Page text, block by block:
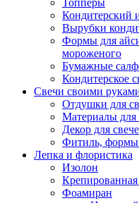
Кондитерский
Вырубки
Формы для
мороженого
Бумажные
Кондитерское
Свечи своими
Отдушки для
Материалы для
Декор для
Фитиль, формы
Лепка и флористика
Изолон
Фоамиран